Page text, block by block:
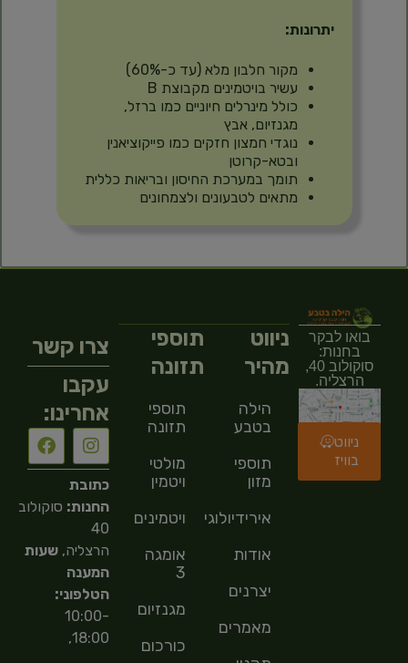
יתרונות:
מקור חלבון מלא (עד כ-60%)
עשיר בויטמינים מקבוצת B
כולל מינרלים חיוניים כמו ברזל,
מגנזיום, אבץ
נוגדי חמצון חזקים כמו פייקוציאנין
ובטא-קרוטן
תומך במערכת החיסון ובריאות כללית
מתאים לטבעונים ולצמחונים
בואו לבקר
בחנות:
סוקולוב 40,
הרצליה.
ניווט
בוויז
ניווט
מהיר
הילה
בטבע
תוספי
מזון
אירידיולוגיה
אודות
יצרנים
מאמרים
תוספי
תזונה
תוספי
תזונה
מולטי
ויטמין
ויטמינים
אומגה
3
מגנזיום
כורכום
צרו קשר
עקבו
אחרינו:
כתובת
החנות: סוקולוב
40
הרצליה,שעות
המענה
הטלפוני:
10:00-
18:00,